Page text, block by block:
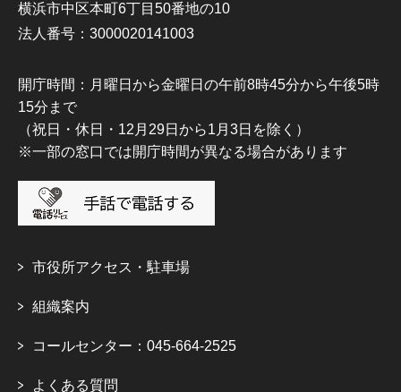
横浜市中区本町6丁目50番地の10
法人番号：3000020141003
開庁時間：月曜日から金曜日の午前8時45分から午後5時
15分まで
（祝日・休日・12月29日から1月3日を除く）
※一部の窓口では開庁時間が異なる場合があります
市役所アクセス・駐車場
組織案内
コールセンター：045-664-2525
よくある質問